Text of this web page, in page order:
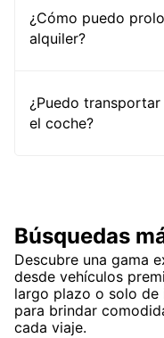
¿Cómo puedo
alquiler?
¿Puedo
el coche?
Búsquedas
Descubre una gama
desde vehículos
largo plazo o solo de
para brindar
cada viaje.